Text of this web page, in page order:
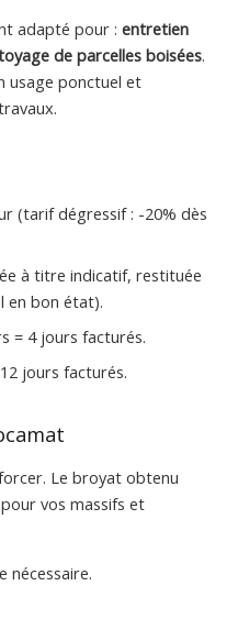
adapté pour : entretien
de parcelles boisées.
usage ponctuel et
(tarif dégressif : -20% dès
à titre indicatif, restituée
en bon état).
= 4 jours facturés.
jours facturés.
Le broyat obtenu
vos massifs et
nécessaire.